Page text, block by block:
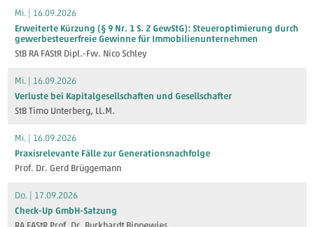
Mi. | 16.09.2026
Erweiterte Kürzung (§ 9 Nr. 1 S. 2 GewStG): Steueroptimierung durch
gewerbesteuerfreie Gewinne für Immobilienunternehmen
StB RA FAStR Dipl.-Fw. Nico Schley
Mi. | 16.09.2026
Verluste bei Kapitalgesellschaften und Gesellschafter
StB Timo Unterberg, LL.M.
Mi. | 16.09.2026
Praxisrelevante Fälle zur Generationsnachfolge
Prof. Dr. Gerd Brüggemann
Do. | 17.09.2026
Check-Up GmbH-Satzung